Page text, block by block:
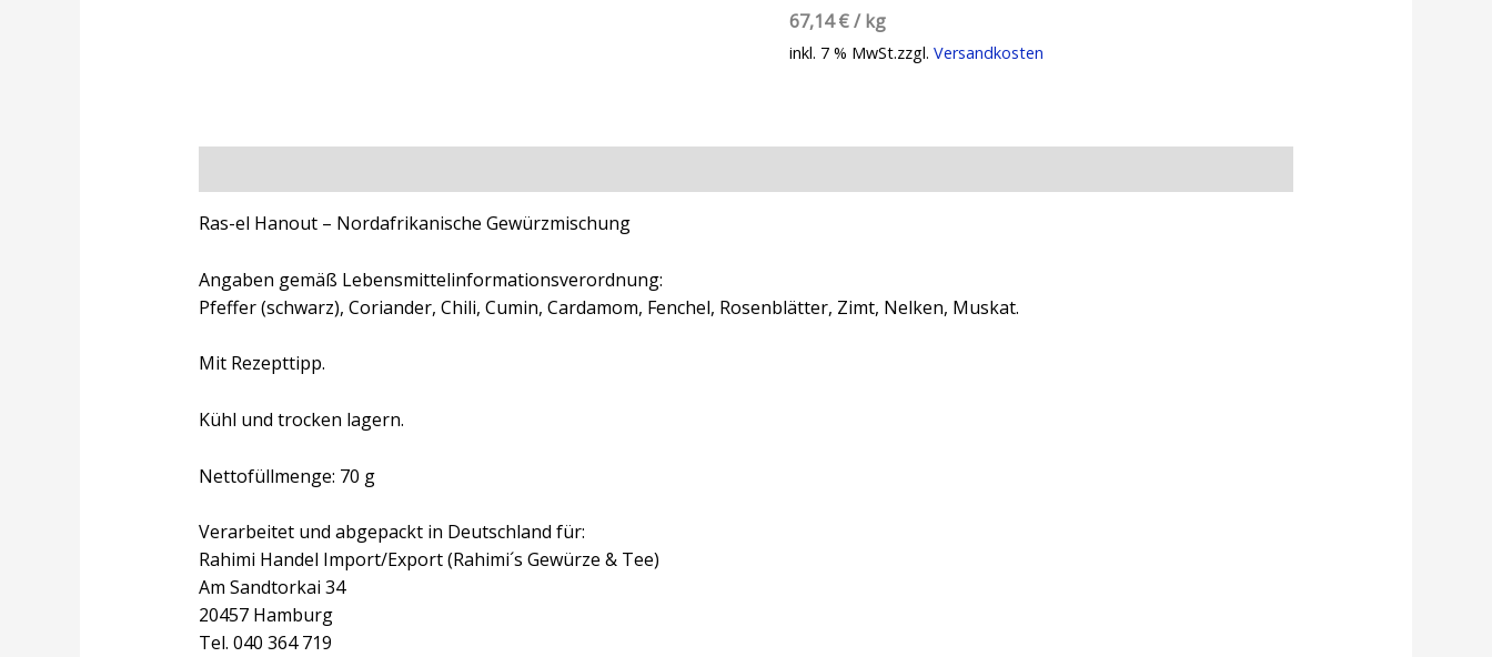
67,14€/kg
inkl. 7 % MwSt.zzgl.Versandkosten
Ras-el Hanout – Nordafrikanische Gewürzmischung
Angaben gemäß Lebensmittelinformationsverordnung:
Pfeffer (schwarz), Coriander, Chili, Cumin, Cardamom, Fenchel, Rosenblätter, Zimt, Nelken, Muskat.
Mit Rezepttipp.
Kühl und trocken lagern.
Nettofüllmenge: 70 g
Verarbeitet und abgepackt in Deutschland für:
Rahimi Handel Import/Export (Rahimi´s Gewürze & Tee)
Am Sandtorkai 34
20457 Hamburg
Tel. 040 364 719